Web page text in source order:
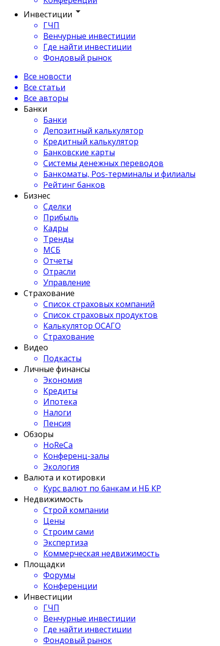
Инвестиции
ГЧП
Венчурные инвестиции
Где найти инвестиции
Фондовый рынок
Все новости
Все статьи
Все авторы
Банки
Банки
Депозитный калькулятор
Кредитный калькулятор
Банковские карты
Системы денежных переводов
Банкоматы, Pos-терминалы и филиалы
Рейтинг банков
Бизнес
Сделки
Прибыль
Кадры
Тренды
МСБ
Отчеты
Отрасли
Управление
Страхование
Список страховых компаний
Список страховых продуктов
Калькулятор ОСАГО
Страхование
Видео
Подкасты
Личные финансы
Экономия
Кредиты
Ипотека
Налоги
Пенсия
Обзоры
HoReCa
Конференц-залы
Экология
Валюта и котировки
Курс валют по банкам и НБ КР
Недвижимость
Строй компании
Цены
Строим сами
Экспертиза
Коммерческая недвижимость
Площадки
Форумы
Конференции
Инвестиции
ГЧП
Венчурные инвестиции
Где найти инвестиции
Фондовый рынок